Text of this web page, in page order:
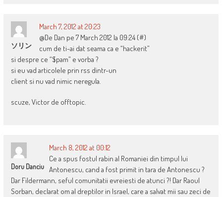
ソリン
March 7, 2012 at 20:23
@De Dan pe 7 March 2012 la 09:24 (#)
cum de ti-ai dat seama ca e “hackerit”
si despre ce “$pam” e vorba ?
si eu vad articolele prin rss dintr-un
client si nu vad nimic neregula.
scuze, Victor de offtopic.
Doru Danciu
March 8, 2012 at 00:12
Ce a spus fostul rabin al Romaniei din timpul lui
Antonescu, cand a fost primit in tara de Antonescu ?
Dar Fildermann, seful comunitatii evreiesti de atunci ?! Dar Raoul
Sorban, declarat om al dreptilor in Israel, care a salvat mii sau zeci de